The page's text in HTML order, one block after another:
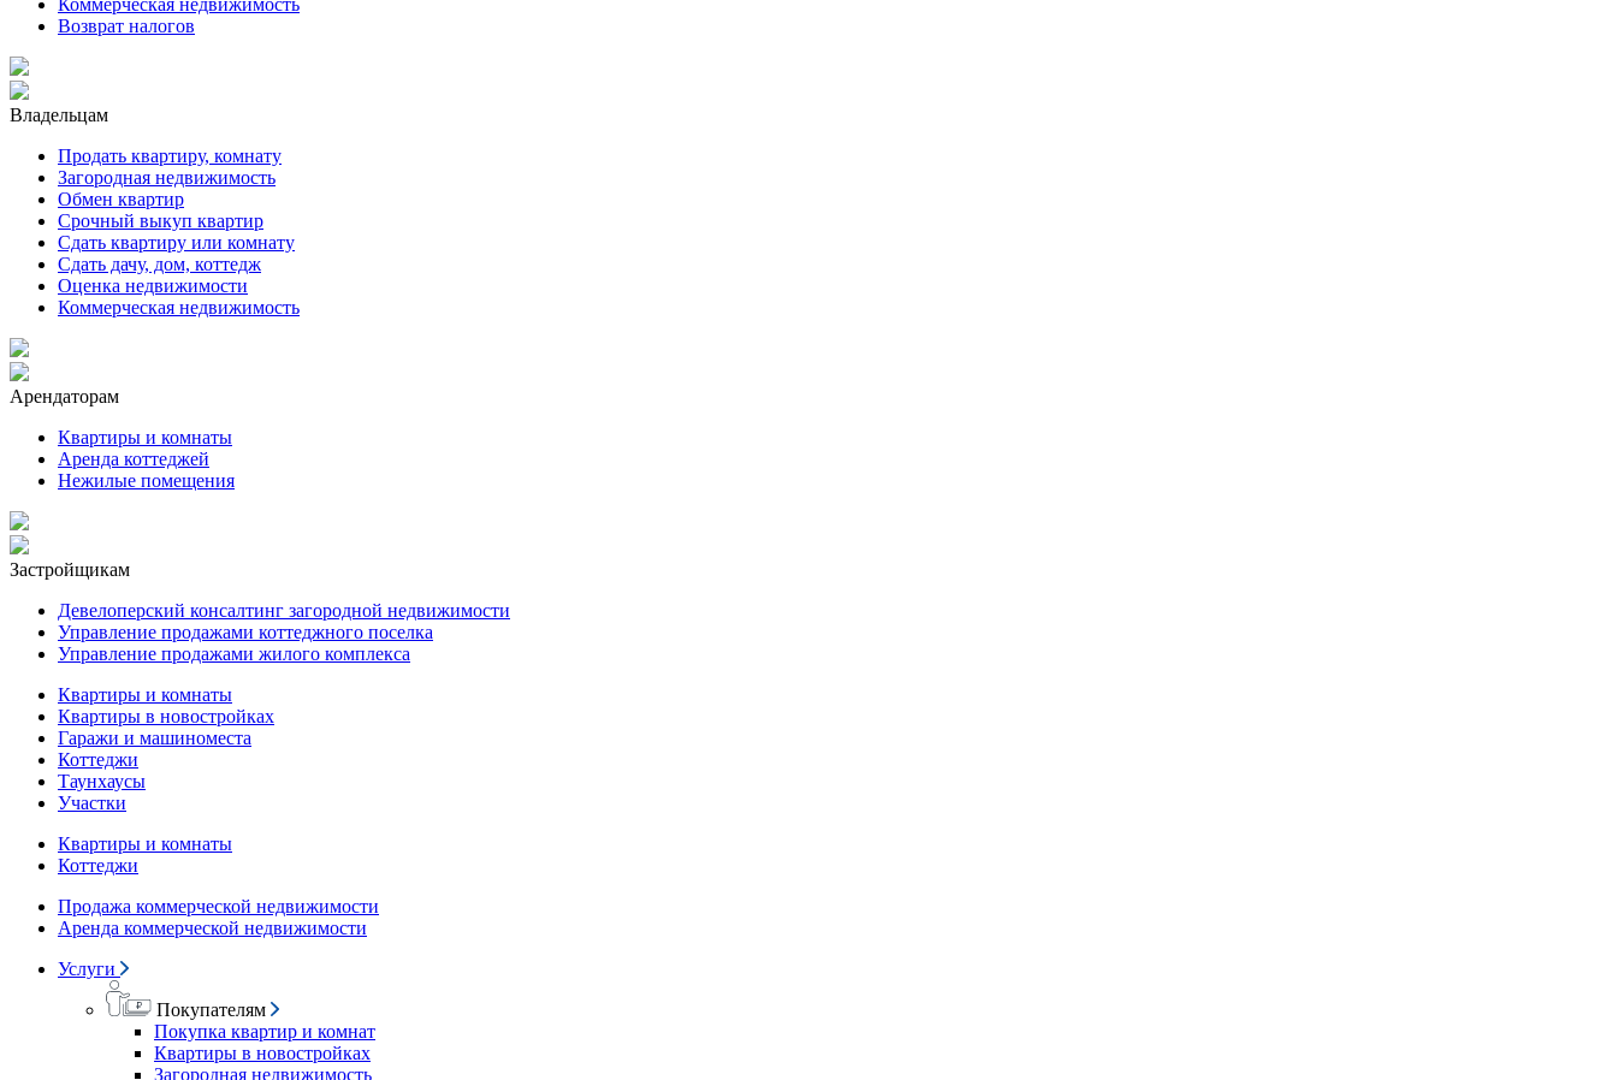
Коммерческая недвижимость
Возврат налогов
Владельцам
Продать квартиру, комнату
Загородная недвижимость
Обмен квартир
Срочный выкуп квартир
Сдать квартиру или комнату
Сдать дачу, дом, коттедж
Оценка недвижимости
Коммерческая недвижимость
Арендаторам
Квартиры и комнаты
Аренда коттеджей
Нежилые помещения
Застройщикам
Девелоперский консалтинг загородной недвижимости
Управление продажами коттеджного поселка
Управление продажами жилого комплекса
Квартиры и комнаты
Квартиры в новостройках
Гаражи и машиноместа
Коттеджи
Таунхаусы
Участки
Квартиры и комнаты
Коттеджи
Продажа коммерческой недвижимости
Аренда коммерческой недвижимости
Услуги
Покупателям
Покупка квартир и комнат
Квартиры в новостройках
Загородная недвижимость